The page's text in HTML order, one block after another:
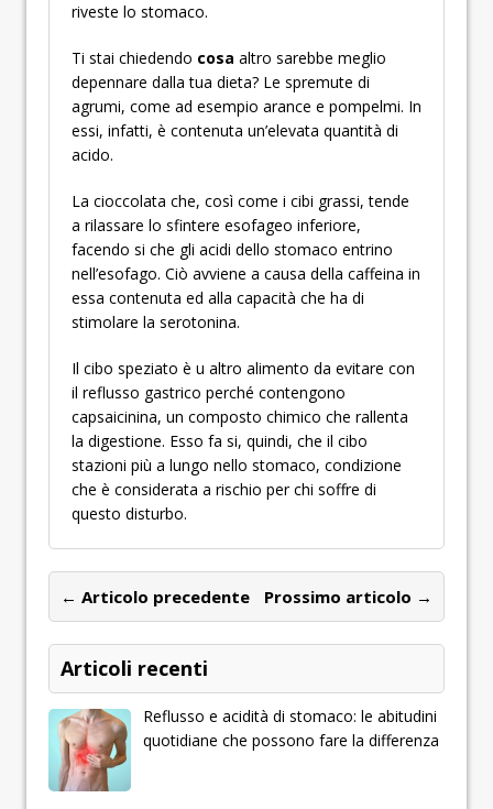
riveste lo stomaco.
Ti stai chiedendo cosa altro sarebbe meglio
depennare dalla tua dieta? Le spremute di
agrumi, come ad esempio arance e pompelmi. In
essi, infatti, è contenuta un’elevata quantità di
acido.
La cioccolata che, così come i cibi grassi, tende
a rilassare lo sfintere esofageo inferiore,
facendo si che gli acidi dello stomaco entrino
nell’esofago. Ciò avviene a causa della caffeina in
essa contenuta ed alla capacità che ha di
stimolare la serotonina.
Il cibo speziato è u altro alimento da evitare con
il reflusso gastrico perché contengono
capsaicinina, un composto chimico che rallenta
la digestione. Esso fa si, quindi, che il cibo
stazioni più a lungo nello stomaco, condizione
che è considerata a rischio per chi soffre di
questo disturbo.
← Articolo precedente Prossimo articolo →
Articoli recenti
Reflusso e acidità di stomaco: le abitudini
quotidiane che possono fare la differenza